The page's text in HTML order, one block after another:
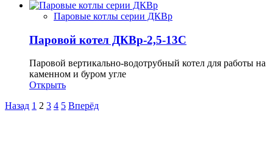
Паровые котлы серии ДКВр
Паровой котел ДКВр-2,5-13С
Паровой вертикально-водотрубный котел для работы на
каменном и буром угле
Открыть
Назад 1 2 3 4 5 Вперёд